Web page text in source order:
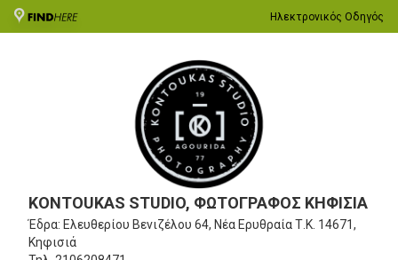
Ηλεκτρονικός Οδηγός
KONTOUKAS STUDIO, ΦΩΤΟΓΡΑΦΟΣ ΚΗΦΙΣΙΑ
Έδρα: Ελευθερίου Βενιζέλου 64, Νέα ΕρυθραίαΤ.Κ. 14671,
Κηφισιά